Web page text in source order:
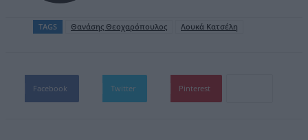
TAGS Θανάσης Θεοχαρόπουλος Λουκά Κατσέλη
Facebook Twitter Pinterest